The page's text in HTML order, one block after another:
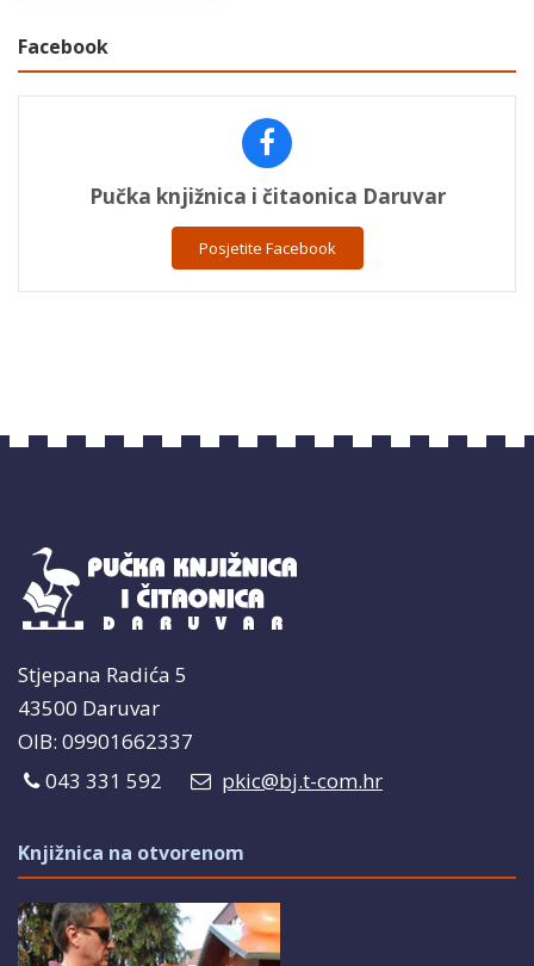
Facebook
Pučka knjižnica i čitaonica Daruvar
Posjetite Facebook
Stjepana Radića 5
43500 Daruvar
OIB: 09901662337
043 331 592
pkic@bj.t-com.hr
Knjižnica na otvorenom